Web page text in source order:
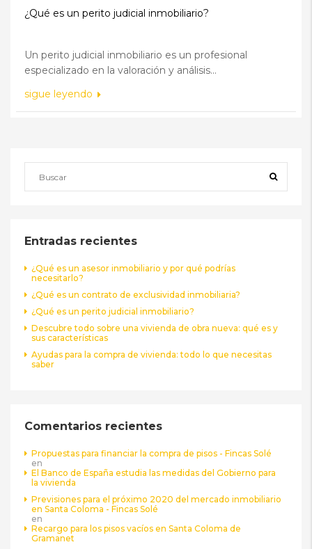
¿Qué es un perito judicial inmobiliario?
Un perito judicial inmobiliario es un profesional
especializado en la valoración y análisis...
sigue leyendo
Entradas recientes
¿Qué es un asesor inmobiliario y por qué podrías
necesitarlo?
¿Qué es un contrato de exclusividad inmobiliaria?
¿Qué es un perito judicial inmobiliario?
Descubre todo sobre una vivienda de obra nueva: qué es y
sus características
Ayudas para la compra de vivienda: todo lo que necesitas
saber
Comentarios recientes
Propuestas para financiar la compra de pisos - Fincas Solé
en
El Banco de España estudia las medidas del Gobierno para
la vivienda
Previsiones para el próximo 2020 del mercado inmobiliario
en Santa Coloma - Fincas Solé
en
Recargo para los pisos vacíos en Santa Coloma de
Gramanet